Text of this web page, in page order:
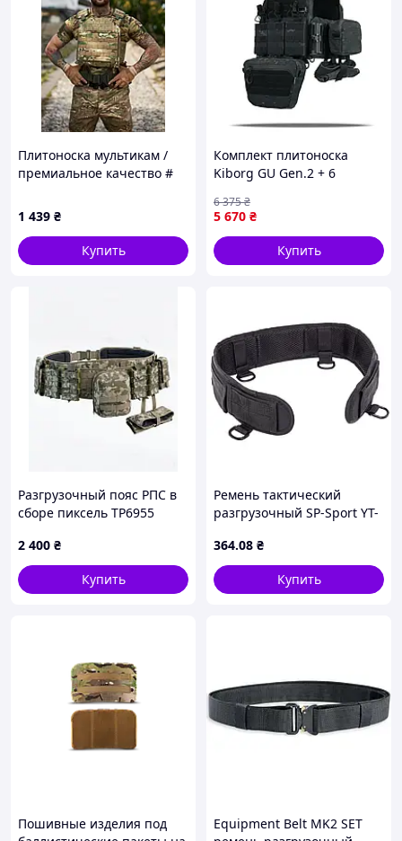
Плитоноска мультикам /
премиальное качество #
1 439 ₴
Купить
Комплект плитоноска
Kiborg GU Gen.2 + 6
Мультикам
5 670 ₴
6 375₴
Купить
Разгрузочный пояс РПС в
сборе пиксель ТР6955
2 400 ₴
Купить
Ремень тактический
разгрузочный SP-Sport YT-
ассортименте
364.08 ₴
Купить
Пошивные изделия под
Equipment Belt MK2 SET